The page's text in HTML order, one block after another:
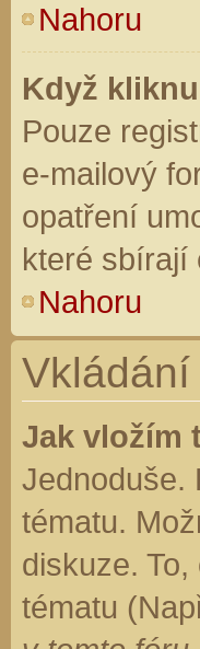
Nahoru
Když
Pouze
e-mailový
opatření
které sbírají
Nahoru
Jak vložím
Jednoduše.
tématu.
diskuze.
tématu